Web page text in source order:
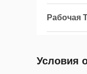
Рабочая
Условия